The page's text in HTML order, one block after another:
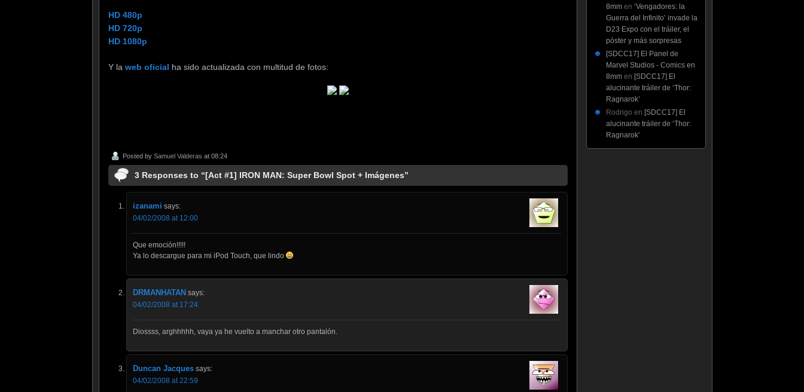
HD 480p
HD 720p
HD 1080p
Y la web oficial ha sido actualizada con multitud de fotos:
Posted by Samuel Valderas at 08:24
3 Responses to “[Act #1] IRON MAN: Super Bowl Spot + Imágenes”
izanami says:
04/02/2008 at 12:00
Que emoción!!!!!
Ya lo descargue para mi iPod Touch, que lindo
DRMANHATAN says:
04/02/2008 at 17:24
Diossss, arghhhhh, vaya ya he vuelto a manchar otro pantalón.
Duncan Jacques says:
04/02/2008 at 22:59
8mmen ‘Vengadores: la
Guerra del Infinito’ invade la
D23 Expo con el tráiler, el
póster y más sorpresas
[SDCC17] El Panel de
Marvel Studios - Comics en
8mmen [SDCC17] El
alucinante tráiler de ‘Thor:
Ragnarok’
Rodrigo en [SDCC17] El
alucinante tráiler de ‘Thor:
Ragnarok’